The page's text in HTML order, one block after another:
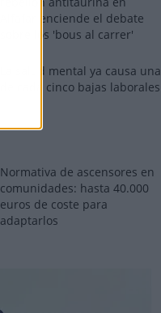
Alfafar enciende el debate
sobre los 'bous al carrer'
La salud mental ya causa una
de cada cinco bajas laborales
Normativa de ascensores en
comunidades: hasta 40.000
euros de coste para
adaptarlos